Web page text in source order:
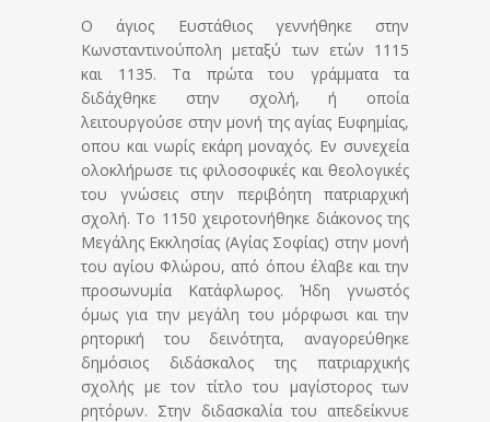
Ο άγιος Ευστάθιος γεννήθηκε στην
Κωνσταντινούπολη μεταξύ των ετών 1115
και 1135. Τα πρώτα του γράμματα τα
διδάχθηκε στην σχολή, ή οποία
λειτουργούσε στην μονή της αγίας Ευφημίας,
οπου και νωρίς εκάρη μοναχός. Εν συνεχεία
ολοκλήρωσε τις φιλοσοφικές και θεολογικές
του γνώσεις στην περιβόητη πατριαρχική
σχολή. Το 1150 χειροτονήθηκε διάκονος της
Μεγάλης Εκκλησίας (Αγίας Σοφίας) στην μονή
του αγίου Φλώρου, από όπου έλαβε και την
προσωνυμία Κατάφλωρος. Ήδη γνωστός
όμως για την μεγάλη του μόρφωσι και την
ρητορική του δεινότητα, αναγορεύθηκε
δημόσιος διδάσκαλος της πατριαρχικής
σχολής με τον τίτλο του μαγίστορος των
ρητόρων. Στην διδασκαλία του απεδείκνυε